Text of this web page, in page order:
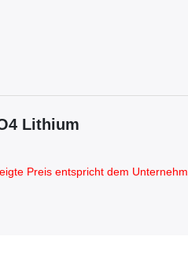
Lithium
Preis entspricht dem